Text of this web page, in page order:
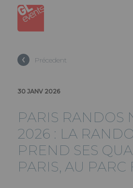
Panneau de gestion des cookies
Aller
contenu
principal
Précedent
30 JANV 2026
PARIS RANDOS
2026 : LA
PREND SES
PARIS, AU PARC